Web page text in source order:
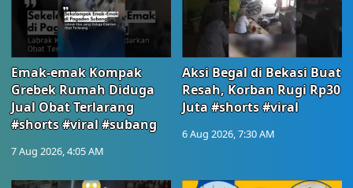
Emak-emak Kompak
Grebek Rumah Diduga
Jual Obat Terlarang
#shorts #viral #subang
7 Aug 2026, 4:05 AM
Aksi Begal di Bekasi Buat
Resah, Korban Rugi Rp30
Juta #shorts #viral
6 Aug 2026, 7:30 AM